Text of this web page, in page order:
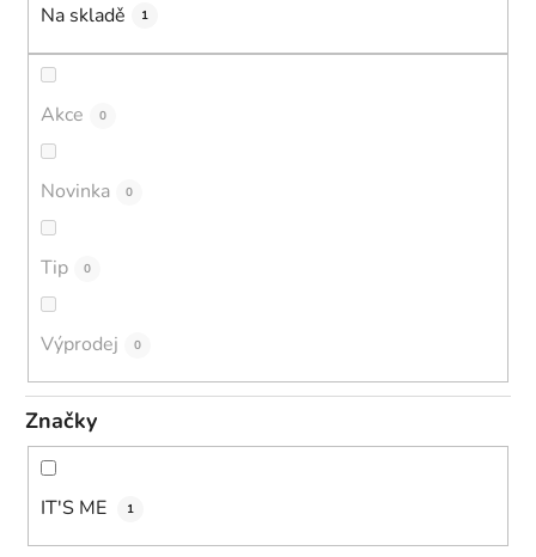
Na skladě 1
Akce 0
Novinka 0
Tip 0
Výprodej 0
Značky
IT'S ME 1